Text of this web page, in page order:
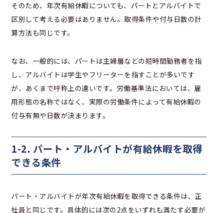
そのため、年次有給休暇についても、パートとアルバイトで
区別して考える必要はありません。取得条件や付与日数の計
算方法も同じです。
なお、一般的には、パートは主婦層などの短時間勤務者を指
し、アルバイトは学生やフリーターを指すことが多いです
が、あくまで呼称上の違いです。労働基準法においては、雇
用形態の名称ではなく、実際の労働条件によって有給休暇の
付与有無や日数が決まります。
1-2. パート・アルバイトが有給休暇を取得
できる条件
パート・アルバイトが年次有給休暇を取得できる条件は、正
社員と同じです。具体的には次の2点をいずれも満たす必要が